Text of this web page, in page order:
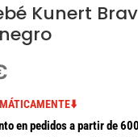
Kunert Brav
en pedidos a partir de